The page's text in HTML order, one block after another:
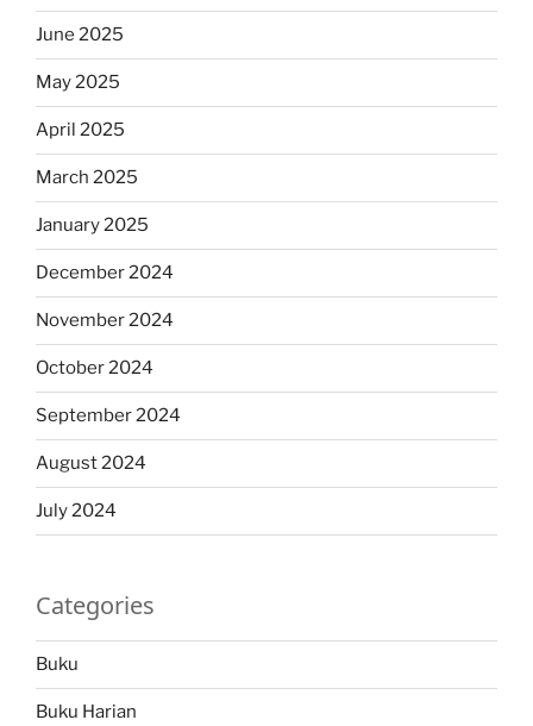
June 2025
May 2025
April 2025
March 2025
January 2025
December 2024
November 2024
October 2024
September 2024
August 2024
July 2024
Categories
Buku
Buku Harian